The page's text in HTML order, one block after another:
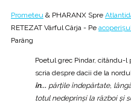
Prometeu & PHARANX Spre
RETEZAT Vârful Cârja - Pe
Parâng
Poetul grec Pindar, citându-l
scria despre dacii de la nordul
în... părţile îndepărtate,
totul nedeprinși la război și